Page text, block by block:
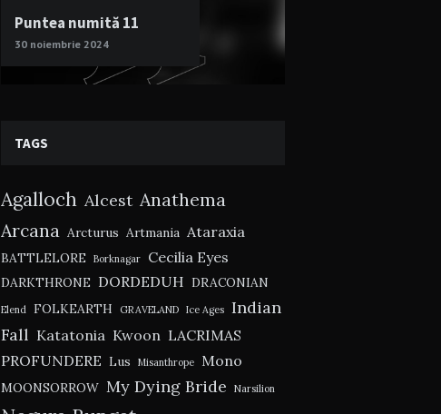
Puntea numită 11
30 noiembrie 2024
TAGS
Agalloch Alcest Anathema
Arcana Arcturus Artmania Ataraxia
BATTLELORE Borknagar Cecilia Eyes
DARKTHRONE DORDEDUH DRACONIAN
Elend FOLKEARTH GRAVELAND Ice Ages Indian
Fall Katatonia Kwoon LACRIMAS
PROFUNDERE Lus Misanthrope Mono
MOONSORROW My Dying Bride Narsilion